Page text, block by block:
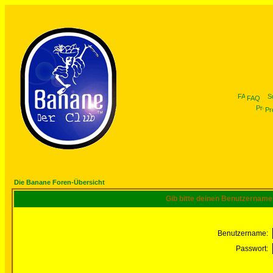
FAQ
Die Banane Foren-Übersicht
Gib bitte deinen
Benutzername:
Passwort: